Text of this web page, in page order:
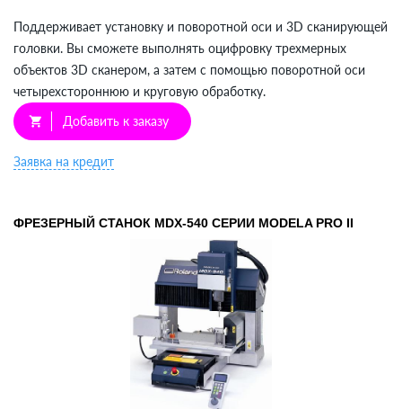
Поддерживает установку и поворотной оси и 3D сканирующей
головки. Вы сможете выполнять оцифровку трехмерных
объектов 3D сканером, а затем с помощью поворотной оси
четырехстороннюю и круговую обработку.
shopping_cart Добавить к заказу
Заявка на кредит
ФРЕЗЕРНЫЙ СТАНОК MDX-540 СЕРИИ MODELA PRO II